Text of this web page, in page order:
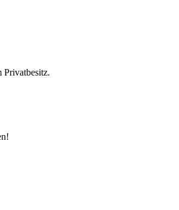
Privatbesitz.